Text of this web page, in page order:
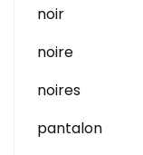
noir
noire
noires
pantalon